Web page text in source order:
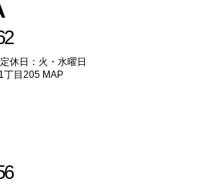
休日：火・水曜日
丁目205 MAP